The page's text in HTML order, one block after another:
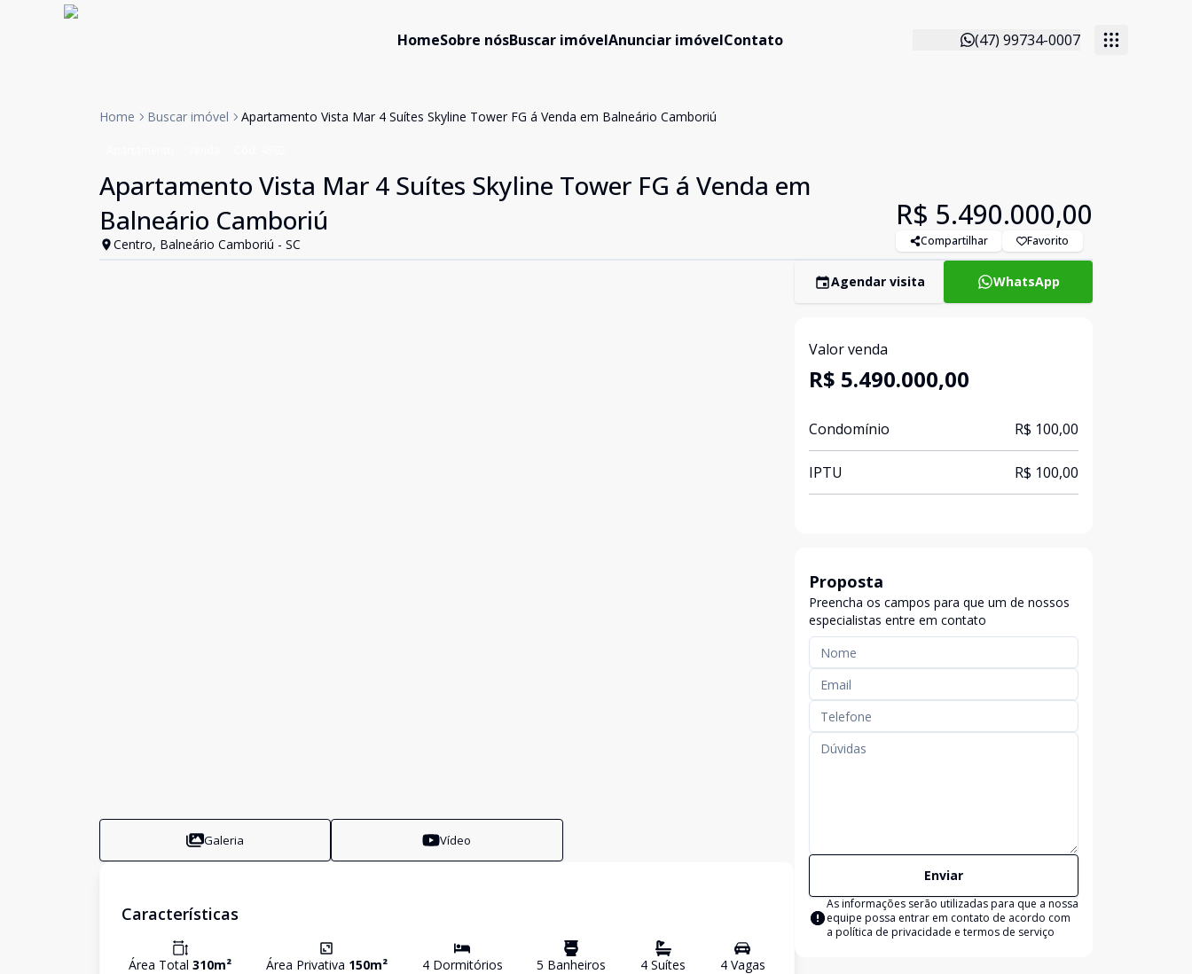
HomeSobre nósBuscar imóvelAnunciar imóvelContato (47) 99734-0007
Home Buscar imóvel Apartamento Vista Mar 4 Suítes Skyline Tower FG á Venda em Balneário Camboriú
Apartamento Vista Mar 4 Suítes Skyline Tower FG á Venda em
Balneário Camboriú
Centro, Balneário Camboriú - SC
R$ 5.490.000,00
Compartilhar Favorito
Galeria Vídeo
Características
Área Total 310m² Área Privativa 150m² 4Dormitórios 5 Banheiros 4 Suítes 4Vagas
Agendar visita WhatsApp
Valor venda
R$ 5.490.000,00
Condomínio R$ 100,00
IPTU R$ 100,00
Proposta
Preencha os campos para que um de nossos
especialistas entre em contato
Enviar
As informações serão utilizadas para que a nossa
equipe possa entrar em contato de acordo com
a política de privacidade e termos de serviço